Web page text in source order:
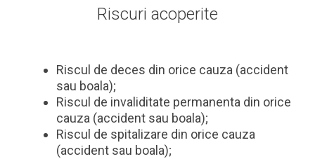
Riscuri acoperite
Riscul de deces din orice cauza (accident
sau boala);
Riscul de invaliditate permanenta din orice
cauza (accident sau boala);
Riscul de spitalizare din orice cauza
(accident sau boala);